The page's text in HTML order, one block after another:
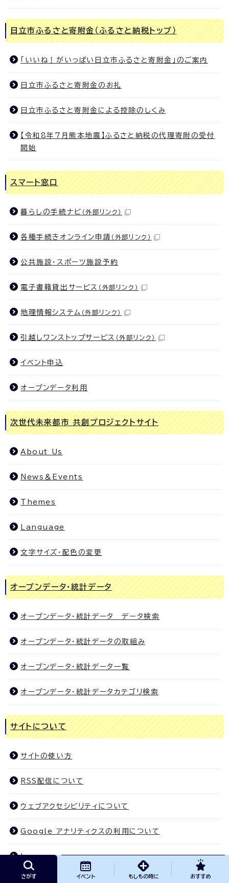
日立市ふるさと寄附金（ふるさと納税トップ）
「いいね！がいっぱい日立市ふるさと寄附金」のご案内
日立市ふるさと寄附金のお礼
日立市ふるさと寄附金による控除のしくみ
【令和8年7月熊本地震】ふるさと納税の代理寄附の受付
開始
スマート窓口
暮らしの手続ナビ （外部リンク）
各種手続きオンライン申請 （外部リンク）
公共施設・スポーツ施設予約
電子書籍貸出サービス （外部リンク）
地理情報システム （外部リンク）
引越しワンストップサービス （外部リンク）
イベント申込
オープンデータ利用
次世代未来都市 共創プロジェクトサイト
About Us
News＆Events
Themes
Language
文字サイズ・配色の変更
オープンデータ・統計データ
オープンデータ・統計データ データ検索
オープンデータ・統計データの取組み
オープンデータ・統計データ一覧
オープンデータ・統計データカテゴリ検索
サイトについて
サイトの使い方
RSS配信について
ウェブアクセシビリティについて
Google アナリティクスの利用について
Language
さがす イベント もしもの時に おすすめ